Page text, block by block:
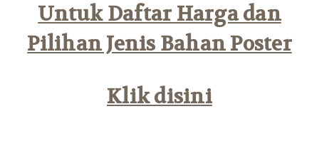
Untuk Daftar Harga dan
Pilihan Jenis Bahan Poster
Klik disini